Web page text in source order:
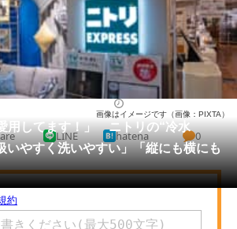
地域
教育・育児
リサーチ
合ページ
す
用してます！」 ニトリの“冷水
やすく洗いやすい」「縦にも横にも
画像はイメージです（画像：PIXTA）
LINE hatena 0